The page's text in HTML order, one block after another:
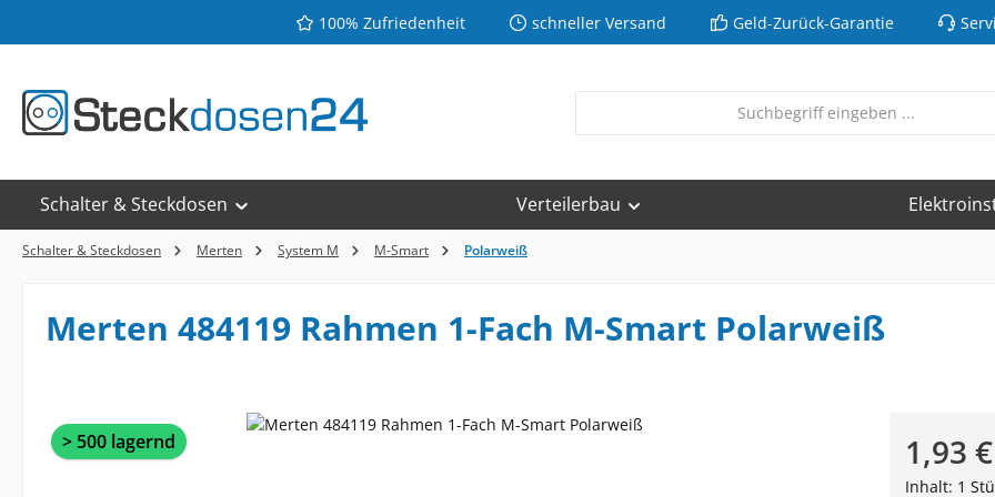
100% Zufriedenheit schneller Versand Geld-Zurück-Garantie
Schalter & Steckdosen Verteilerbau
Schalter & Steckdosen Merten System M M-Smart Polarweiß
Merten 484119 Rahmen 1-Fach M-Smart Polarweiß
Bildergalerie überspringen
> 500 lagernd Regulärer
1,93 €
Inhalt: 1